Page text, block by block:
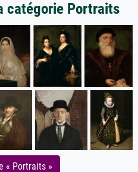
catégorie Portraits
« Portraits »